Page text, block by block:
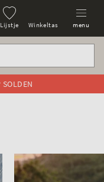
Lijstje Winkeltas menu